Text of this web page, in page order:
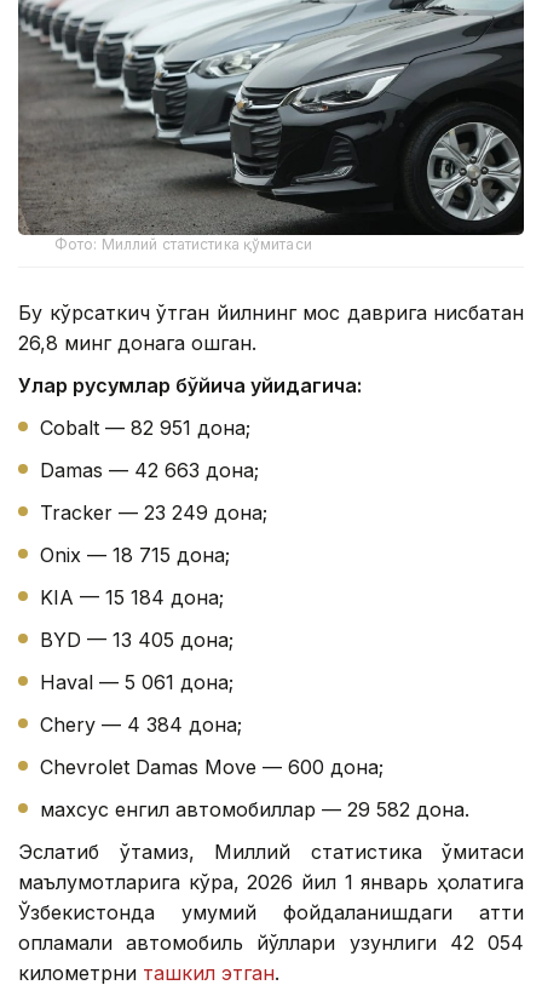
Фото: Миллий статистика қўмитаси
Бу кўрсаткич ўтган йилнинг мос даврига нисбатан
26,8 минг донага ошган.
Улар русумлар бўйича қуйидагича:
Cobalt — 82 951 дона;
Damas — 42 663 дона;
Tracker — 23 249 дона;
Onix — 18 715 дона;
KIA — 15 184 дона;
BYD — 13 405 дона;
Haval — 5 061 дона;
Chery — 4 384 дона;
Chevrolet Damas Move — 600 дона;
махсус енгил автомобиллар — 29 582 дона.
Эслатиб ўтамиз, Миллий статистика қўмитаси
маълумотларига кўра, 2026 йил 1 январь ҳолатига
Ўзбекистонда умумий фойдаланишдаги қаттиқ
қопламали автомобиль йўллари узунлиги 42 054
километрни ташкил этган.